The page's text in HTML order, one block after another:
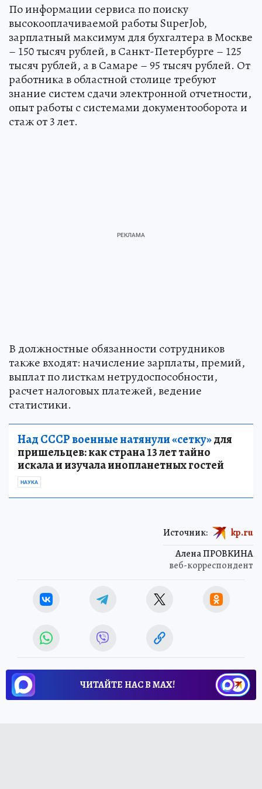
По информации сервиса по поиску
высокооплачиваемой работы SuperJob,
зарплатный максимум для бухгалтера в Москве
– 150 тысяч рублей, в Санкт-Петербурге – 125
тысяч рублей, а в Самаре – 95 тысяч рублей. От
работника в областной столице требуют
знание систем сдачи электронной отчетности,
опыт работы с системами документооборота и
стаж от 3 лет.
В должностные обязанности сотрудников
также входят: начисление зарплаты, премий,
выплат по листкам нетрудоспособности,
расчет налоговых платежей, ведение
статистики.
Над СССР военные натянули «сетку»для
пришельцев: как страна 13 лет тайно
искала и изучала инопланетных гостей
НАУКА
Алена ПРОВКИНА
веб-корреспондент
Источник: kp.ru
ЧИТАЙТЕ НАС В МАХ!